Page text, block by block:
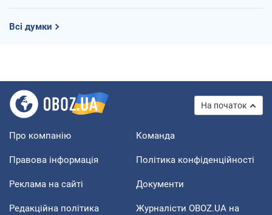
Всі думки
На початок
Про компанію Команда
Правова інформація Політика конфіденційності
Реклама на сайті Документи
Редакційна політика
Журналісти OBOZ.UA на